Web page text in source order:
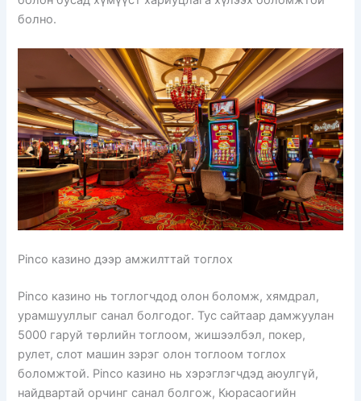
болно.
Pinco казино дээр амжилттай тоглох
Pinco казино нь тоглогчдод олон боломж, хямдрал,
урамшууллыг санал болгодог. Тус сайтаар дамжуулан
5000 гаруй төрлийн тоглоом, жишээлбэл, покер,
рулет, слот машин зэрэг олон тоглоом тоглох
боломжтой. Pinco казино нь хэрэглэгчдэд аюулгүй,
найдвартай орчинг санал болгож, Кюрасаогийн